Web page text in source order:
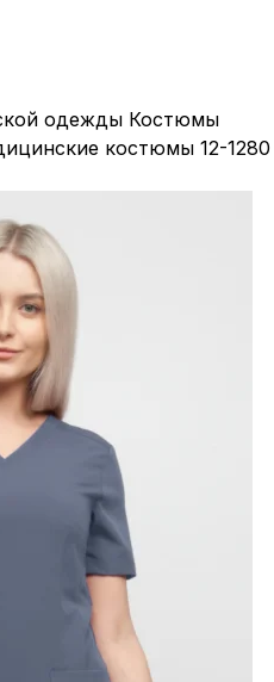
одежды Костюмы
костюмы 12-1280